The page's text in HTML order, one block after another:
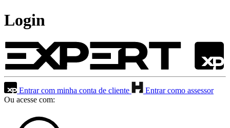
Login
Entrar com minha conta de cliente
Entrar como assessor
Ou acesse com: